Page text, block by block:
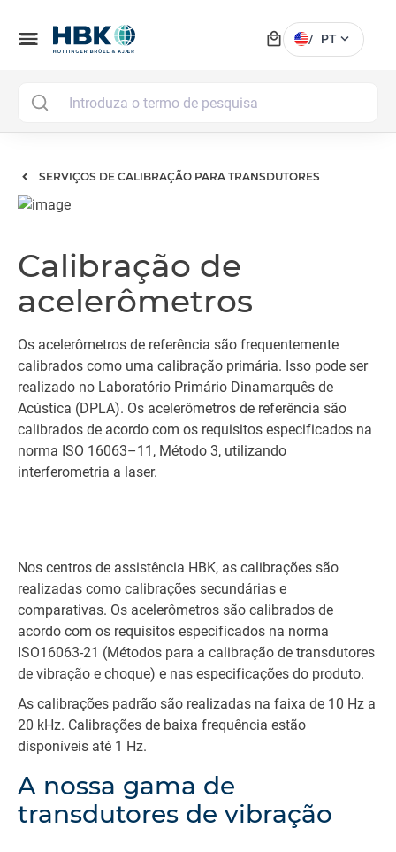
menu local_mall / PT expand_more
SERVIÇOS DE CALIBRAÇÃO PARA TRANSDUTORES
Calibração de
acelerômetros
Os acelerômetros de referência são frequentemente
calibrados como uma calibração primária. Isso pode ser
realizado no Laboratório Primário Dinamarquês de
Acústica (DPLA). Os acelerômetros de referência são
calibrados de acordo com os requisitos especificados na
norma ISO 16063–11, Método 3, utilizando
interferometria a laser.
Nos centros de assistência HBK, as calibrações são
realizadas como calibrações secundárias e
comparativas. Os acelerômetros são calibrados de
acordo com os requisitos especificados na norma
ISO16063-21 (Métodos para a calibração de transdutores
de vibração e choque) e nas especificações do produto.
As calibrações padrão são realizadas na faixa de 10 Hz a
20 kHz. Calibrações de baixa frequência estão
disponíveis até 1 Hz.
A nossa gama de
transdutores de vibração